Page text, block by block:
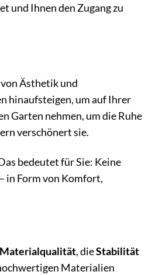
und Ihnen den Zugang zu
Ästhetik und
hinaufsteigen, um auf Ihrer
Garten nehmen, um die Ruhe
verschönert sie.
bedeutet für Sie: Keine
in Form von Komfort,
Materialqualität, dieStabilität
Materialien